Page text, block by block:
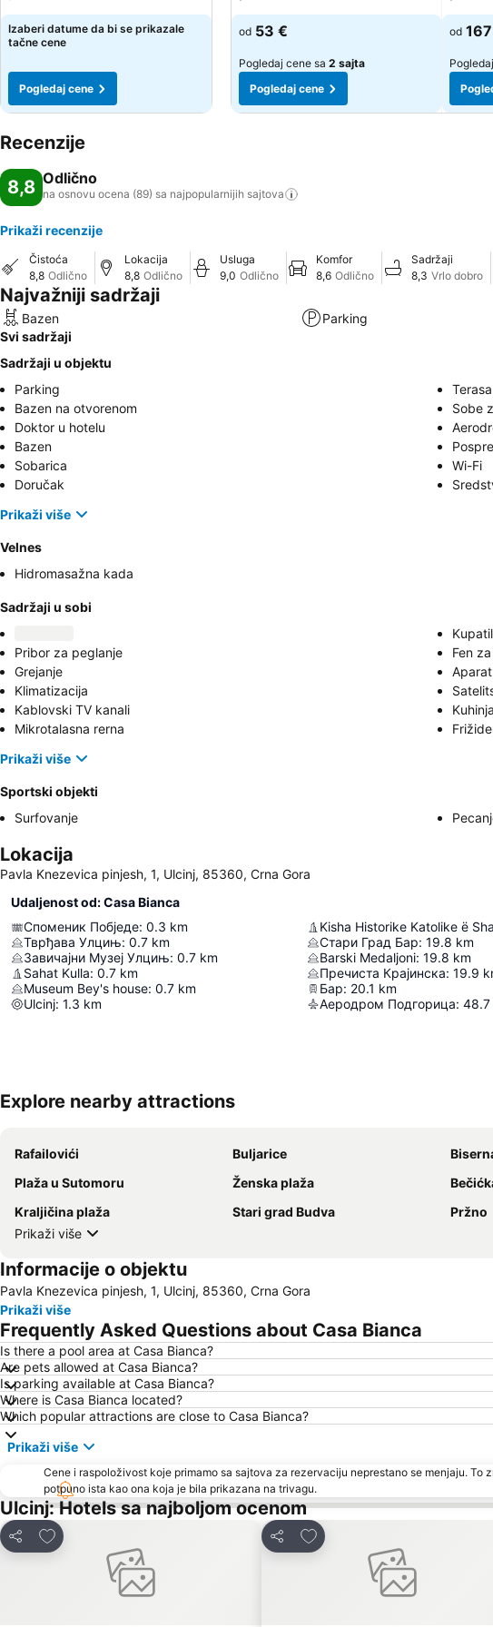
Izaberi datume da bi se prikazale
tačne cene
Pogledaj cene
od 53 €
Pogledaj cene sa 2 sajta
Pogledaj cene
od
Recenzije
8,8 Odlično
na osnovu ocena (89) sa najpopularnijih sajtova
Prikaži recenzije
Čistoća
8,8 Odlično
Lokacija
8,8 Odlično
Usluga
9,0 Odlično
Komfor
8,6 Odlično
Sadržaji
8,3 Vrlo dobro
Najvažniji sadržaji
Bazen Parking
Svi sadržaji
Sadržaji u objektu
Parking
Terasa
Bazen na otvorenom
Sobe
Doktor u hotelu
Bazen
Sobarica
Wi-Fi
Doručak
Prikaži više
Velnes
Hidromasažna kada
Sadržaji u sobi
Pribor za peglanje
Fen
Grejanje
Klimatizacija
Kablovski TV kanali
Kuhinja
Mikrotalasna rerna
Prikaži više
Sportski objekti
Surfovanje
Lokacija
Pavla Knezevica pinjesh, 1, Ulcinj, 85360, Crna Gora
Udaljenost od: Casa Bianca
Споменик Побједе: 0.3 km
Тврђава Улцињ: 0.7 km
Завичајни Музеј Улцињ: 0.7 km
Sahat Kulla: 0.7 km
Museum Bey's house: 0.7 km
Ulcinj: 1.3 km
Kisha Historike Katolike ë
Стари Град Бар: 19.8 km
Barski Medaljoni: 19.8 km
Пречиста Крајинска: 19.9
Бар: 20.1 km
Аеродром Подгорица: 48.7
Explore nearby attractions
Rafailovići Buljarice
Plaža u Sutomoru
Ženska plaža
Kraljičina plaža
Stari grad Budva Pržno
Prikaži više
Informacije o objektu
Pavla Knezevica pinjesh, 1, Ulcinj, 85360, Crna Gora
Prikaži više
Frequently Asked Questions about Casa Bianca
Is there a pool area at Casa Bianca?
Are pets allowed at Casa Bianca?
Is parking available at Casa Bianca?
Where is Casa Bianca located?
Which popular attractions are close to Casa Bianca?
Prikaži više
Cene i raspoloživost koje primamo sa sajtova za rezervaciju neprestano se menjaju.
potpuno ista kao ona koja je bila prikazana na trivagu.
Ulcinj: Hotels sa najboljom ocenom
Deli
Dodati u favorite
Deli
Dodati u favorite